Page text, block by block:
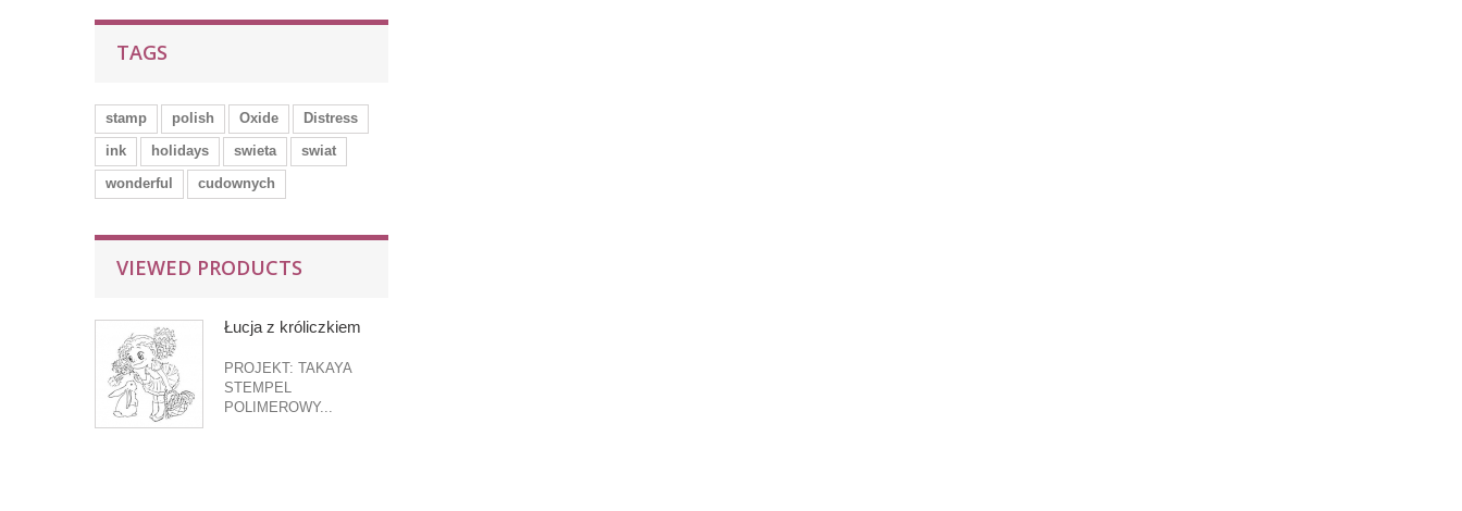
TAGS
stamp polish Oxide
Distress
ink
holidays swieta
swiat
wonderful
cudownych
VIEWED PRODUCTS
Łucja z króliczkiem
PROJEKT: TAKAYA
STEMPEL
POLIMEROWY...